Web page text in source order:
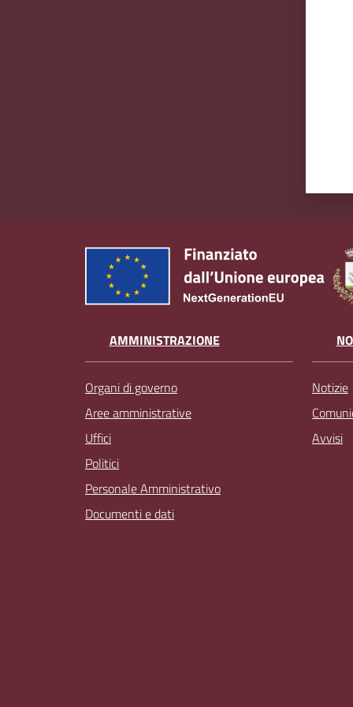
AMMINISTRAZIONE
Organi di governo
Aree amministrative
Uffici
Politici
Personale Amministrativo
Documenti e dati
Notizie
Avvisi